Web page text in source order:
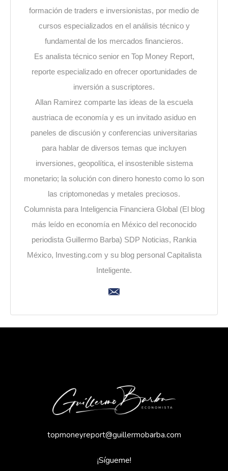
formación de traders e inversionistas, por medio de
cursos especializados en el análisis técnico y
fundamental de los mercados financieros.
Es analista técnico senior en Top Money Report,
reporte especializado en ofrecer oportunidades de
inversión a suscriptores.
Allan Ramirez comparte las ideas de la escuela
austriaca de economía y es un invitado asiduo en
paneles de discusión y conferencias universitarias
para hablar de diversos temas que incluyen
inversiones, geopolítica, el insostenible sistema
monetario; la solución con dinero honesto como lo son
las criptomonedas y metales preciosos.
Columnista para Inteligencia Financiera Global (El blog
más leído en economía en México del reconocido
periodista Guillermo Barba) SDP Noticias, Rankia
México, Investing.com y su blog personal Capitalista
Inteligente.
topmoneyreport@guillermobarba.com
¡Sígueme!